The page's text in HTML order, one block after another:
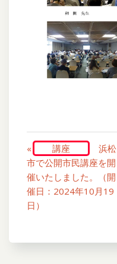
« 講座
浜松
市で公開市民講座を開
催いたしました。（開
催日：2024年10月19
日）